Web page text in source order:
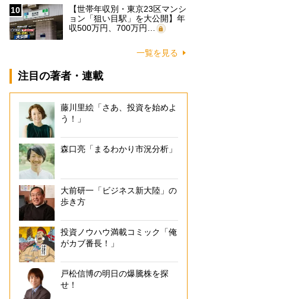
10
【世帯年収別・東京23区マンシ
ョン「狙い目駅」を大公開】年
収500万円、700万円…
一覧を見る
注目の著者・連載
藤川里絵「さあ、投資を始めよ
う！」
森口亮「まるわかり市況分析」
大前研一「ビジネス新大陸」の
歩き方
投資ノウハウ満載コミック「俺
がカブ番長！」
戸松信博の明日の爆騰株を探
せ！